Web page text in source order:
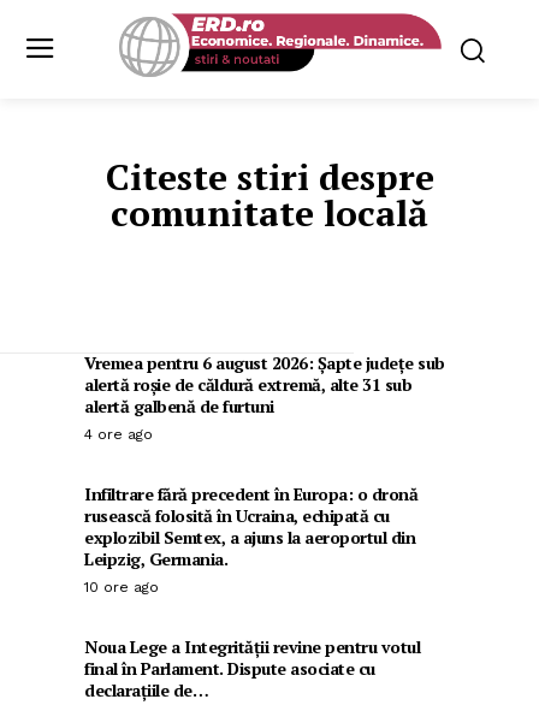
Citeste stiri despre
comunitate locală
Vremea pentru 6 august 2026: Șapte județe sub
alertă roșie de căldură extremă, alte 31 sub
alertă galbenă de furtuni
4 ore ago
Infiltrare fără precedent în Europa: o dronă
rusească folosită în Ucraina, echipată cu
explozibil Semtex, a ajuns la aeroportul din
Leipzig, Germania.
10 ore ago
Noua Lege a Integrității revine pentru votul
final în Parlament. Dispute asociate cu
declarațiile de…